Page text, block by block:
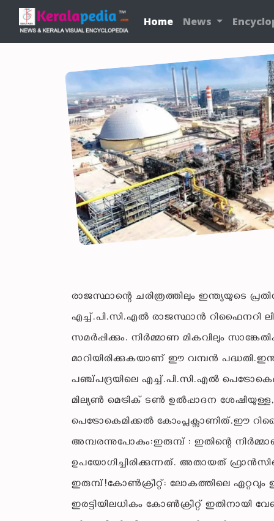
Home News
രാജസ്ഥാന്റെ ചരിത്രത്തിലും ഇന്ത്യയുടെ
എച്ച്.പി.സി.എൽ രാജസ്ഥാൻ റിഫൈനറി
സമർപ്പിക്കും. നിർമ്മാണ മികവിലും
മാറിയിരിക്കുകയാണ് ഈ വമ്പൻ
പഞ്ച്പദ്രയിലെ എച്ച്.പി.സി.എൽ
മില്യൺ മെട്രിക് ടൺ ഉൽപ്പാദന
പെട്രോകെമിക്കൽ കോംപ്ലക്സാണിത്.ഈ
അമ്പരന്നുപോകും:ഇരുമ്പ് : ഇതിന്റെ
ഉപയോഗിച്ചിരിക്കുന്നത്. അതായത്
ഇരുമ്പ്!കോൺക്രീറ്റ്: ലോകത്തിലെ ഏറ്റവും
ഇരട്ടിയിലധികം കോൺക്രീറ്റ് ഇതിനായി